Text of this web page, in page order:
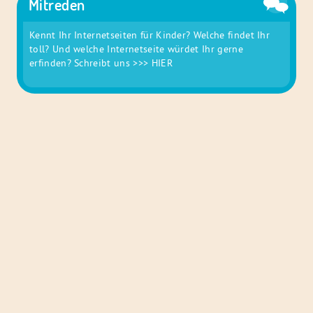
Mitreden
Kennt Ihr Internetseiten für Kinder? Welche findet Ihr
toll? Und welche Internetseite würdet Ihr gerne
erfinden? Schreibt uns>>> HIER